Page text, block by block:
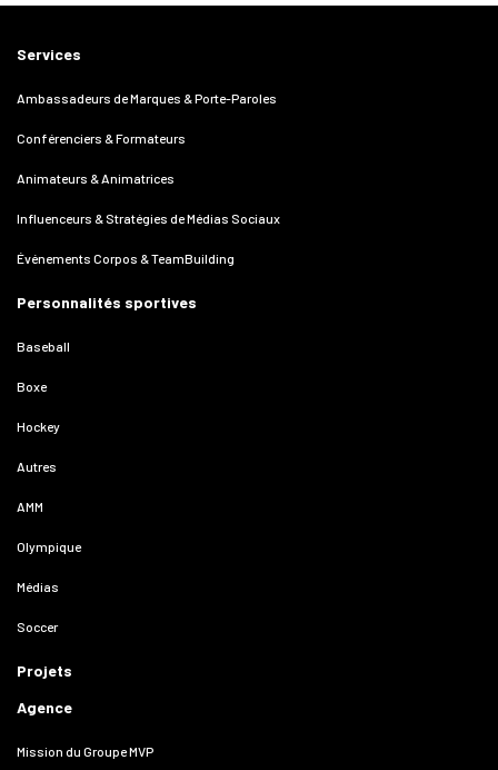
Services
Ambassadeurs de Marques & Porte-Paroles
Conférenciers & Formateurs
Animateurs & Animatrices
Influenceurs & Stratégies de Médias Sociaux
Événements Corpos & TeamBuilding
Personnalités sportives
Baseball
Boxe
Hockey
Autres
AMM
Olympique
Médias
Soccer
Projets
Agence
Mission du Groupe MVP